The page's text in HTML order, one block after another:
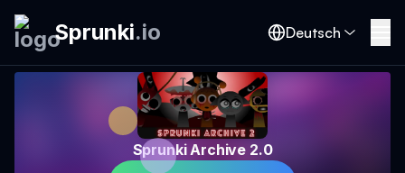
Sprunki.io Deutsch
Sprunki Archive 2.0